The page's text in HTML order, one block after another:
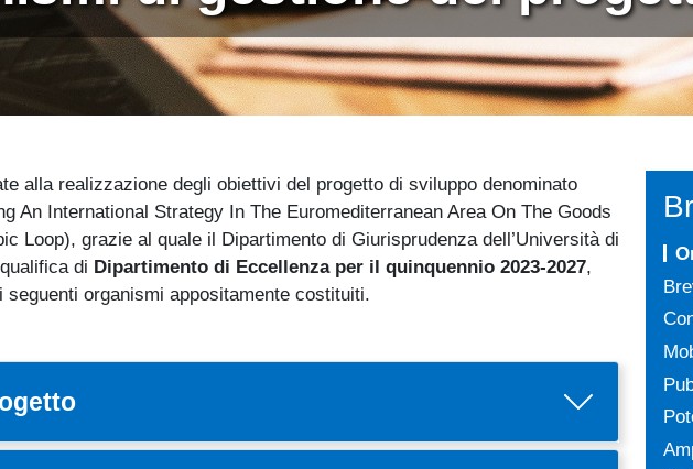
alla realizzazione degli obiettivi del progetto di sviluppo denominato
An International Strategy In The Euromediterranean Area On The Goods
Loop), grazie al quale il Dipartimento di Giurisprudenza dell’Università di
di Dipartimento di Eccellenza per il quinquennio 2023-2027,
seguenti organismi appositamente costituiti.